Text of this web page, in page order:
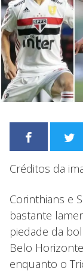
Créditos da
Corinthians e
bastante
piedade da
Belo
enquanto o